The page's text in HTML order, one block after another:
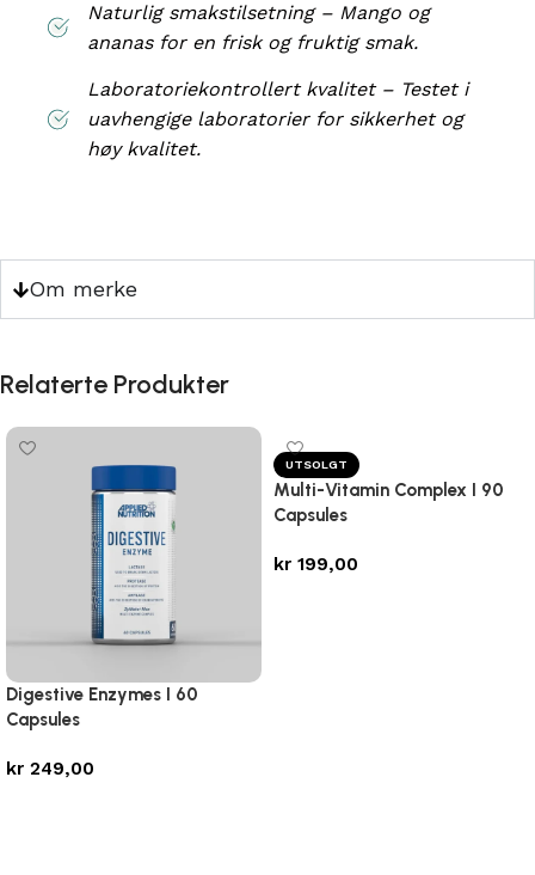
Naturlig smakstilsetning – Mango og
ananas for en frisk og fruktig smak.
Laboratoriekontrollert kvalitet – Testet i
uavhengige laboratorier for sikkerhet og
høy kvalitet.
Om merke
Relaterte Produkter
Digestive Enzymes I 60
Capsules
kr 249,00
UTSOLGT
Multi-Vitamin Complex I 90
Capsules
kr 199,00